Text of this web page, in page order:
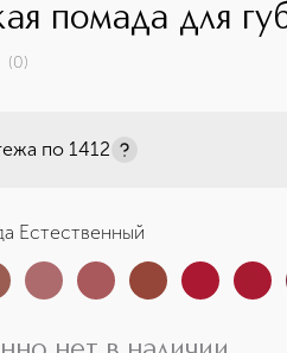
помада для
(0)
по 1412
Естественный